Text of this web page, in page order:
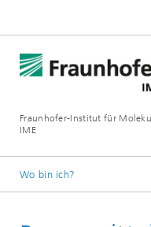
Fraunhofer-Institut für
IME
Wo bin ich?